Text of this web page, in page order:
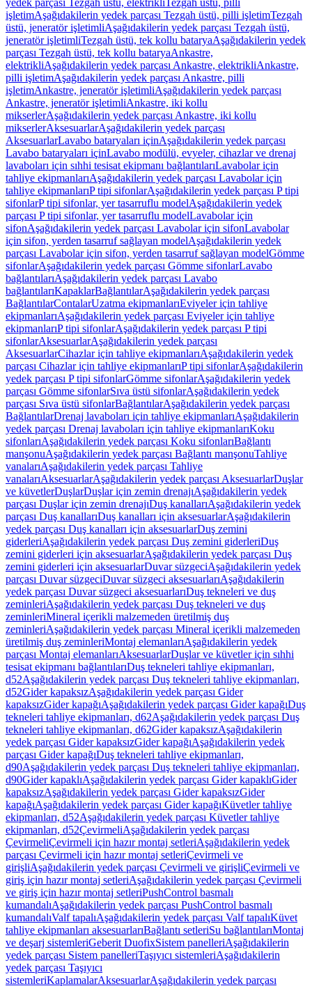
yedek parçası Tezgah üstü, elektrikli Tezgah üstü, pilli
işletimAşağıdakilerin yedek parçası Tezgah üstü, pilli işletimTezgah
üstü, jeneratör işletimliAşağıdakilerin yedek parçası Tezgah üstü,
jeneratör işletimliTezgah üstü, tek kollu bataryaAşağıdakilerin yedek
parçası Tezgah üstü, tek kollu bataryaAnkastre,
elektrikliAşağıdakilerin yedek parçası Ankastre, elektrikliAnkastre,
pilli işletimAşağıdakilerin yedek parçası Ankastre, pilli
işletimAnkastre, jeneratör işletimliAşağıdakilerin yedek parçası
Ankastre, jeneratör işletimliAnkastre, iki kollu
mikserlerAşağıdakilerin yedek parçası Ankastre, iki kollu
mikserlerAksesuarlarAşağıdakilerin yedek parçası
AksesuarlarLavabo bataryaları içinAşağıdakilerin yedek parçası
Lavabo bataryaları içinLavabo modülü, evyeler, cihazlar ve drenaj
lavaboları için sıhhi tesisat ekipmanı bağlantılarıLavabolar için
tahliye ekipmanlarıAşağıdakilerin yedek parçası Lavabolar için
tahliye ekipmanlarıP tipi sifonlarAşağıdakilerin yedek parçası P tipi
sifonlarP tipi sifonlar, yer tasarruflu modelAşağıdakilerin yedek
parçası P tipi sifonlar, yer tasarruflu modelLavabolar için
sifonAşağıdakilerin yedek parçası Lavabolar için sifonLavabolar
için sifon, yerden tasarruf sağlayan modelAşağıdakilerin yedek
parçası Lavabolar için sifon, yerden tasarruf sağlayan modelGömme
sifonlarAşağıdakilerin yedek parçası Gömme sifonlarLavabo
bağlantılarıAşağıdakilerin yedek parçası Lavabo
bağlantılarıKapaklarBağlantılarAşağıdakilerin yedek parçası
BağlantılarContalarUzatma ekipmanlarıEviyeler için tahliye
ekipmanlarıAşağıdakilerin yedek parçası Eviyeler için tahliye
ekipmanlarıP tipi sifonlarAşağıdakilerin yedek parçası P tipi
sifonlarAksesuarlarAşağıdakilerin yedek parçası
AksesuarlarCihazlar için tahliye ekipmanlarıAşağıdakilerin yedek
parçası Cihazlar için tahliye ekipmanlarıP tipi sifonlarAşağıdakilerin
yedek parçası P tipi sifonlarGömme sifonlarAşağıdakilerin yedek
parçası Gömme sifonlarSıva üstü sifonlarAşağıdakilerin yedek
parçası Sıva üstü sifonlarBağlantılarAşağıdakilerin yedek parçası
BağlantılarDrenaj lavaboları için tahliye ekipmanlarıAşağıdakilerin
yedek parçası Drenaj lavaboları için tahliye ekipmanlarıKoku
sifonlarıAşağıdakilerin yedek parçası Koku sifonlarıBağlantı
manşonuAşağıdakilerin yedek parçası Bağlantı manşonuTahliye
vanalarıAşağıdakilerin yedek parçası Tahliye
vanalarıAksesuarlarAşağıdakilerin yedek parçası AksesuarlarDuşlar
ve küvetlerDuşlarDuşlar için zemin drenajıAşağıdakilerin yedek
parçası Duşlar için zemin drenajıDuş kanallarıAşağıdakilerin yedek
parçası Duş kanallarıDuş kanalları için aksesuarlarAşağıdakilerin
yedek parçası Duş kanalları için aksesuarlarDuş zemini
giderleriAşağıdakilerin yedek parçası Duş zemini giderleriDuş
zemini giderleri için aksesuarlarAşağıdakilerin yedek parçası Duş
zemini giderleri için aksesuarlarDuvar süzgeciAşağıdakilerin yedek
parçası Duvar süzgeciDuvar süzgeci aksesuarlarıAşağıdakilerin
yedek parçası Duvar süzgeci aksesuarlarıDuş tekneleri ve duş
zeminleriAşağıdakilerin yedek parçası Duş tekneleri ve duş
zeminleriMineral içerikli malzemeden üretilmiş duş
zeminleriAşağıdakilerin yedek parçası Mineral içerikli malzemeden
üretilmiş duş zeminleriMontaj elemanlarıAşağıdakilerin yedek
parçası Montaj elemanlarıAksesuarlarDuşlar ve küvetler için sıhhi
tesisat ekipmanı bağlantılarıDuş tekneleri tahliye ekipmanları,
d52Aşağıdakilerin yedek parçası Duş tekneleri tahliye ekipmanları,
d52Gider kapaksızAşağıdakilerin yedek parçası Gider
kapaksızGider kapağıAşağıdakilerin yedek parçası Gider kapağıDuş
tekneleri tahliye ekipmanları, d62Aşağıdakilerin yedek parçası Duş
tekneleri tahliye ekipmanları, d62Gider kapaksızAşağıdakilerin
yedek parçası Gider kapaksızGider kapağıAşağıdakilerin yedek
parçası Gider kapağıDuş tekneleri tahliye ekipmanları,
d90Aşağıdakilerin yedek parçası Duş tekneleri tahliye ekipmanları,
d90Gider kapaklıAşağıdakilerin yedek parçası Gider kapaklıGider
kapaksızAşağıdakilerin yedek parçası Gider kapaksızGider
kapağıAşağıdakilerin yedek parçası Gider kapağıKüvetler tahliye
ekipmanları, d52Aşağıdakilerin yedek parçası Küvetler tahliye
ekipmanları, d52ÇevirmeliAşağıdakilerin yedek parçası
ÇevirmeliÇevirmeli için hazır montaj setleriAşağıdakilerin yedek
parçası Çevirmeli için hazır montaj setleriÇevirmeli ve
girişliAşağıdakilerin yedek parçası Çevirmeli ve girişliÇevirmeli ve
giriş için hazır montaj setleriAşağıdakilerin yedek parçası Çevirmeli
ve giriş için hazır montaj setleriPushControl basmalı
kumandalıAşağıdakilerin yedek parçası PushControl basmalı
kumandalıValf tapalıAşağıdakilerin yedek parçası Valf tapalıKüvet
tahliye ekipmanları aksesuarlarıBağlantı setleriSu bağlantılarıMontaj
ve deşarj sistemleriGeberit DuofixSistem panelleriAşağıdakilerin
yedek parçası Sistem panelleriTaşıyıcı sistemleriAşağıdakilerin
yedek parçası Taşıyıcı
sistemleriKaplamalarAksesuarlarAşağıdakilerin yedek parçası